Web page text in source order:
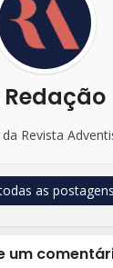
Redação
da Revista
as postagens
um